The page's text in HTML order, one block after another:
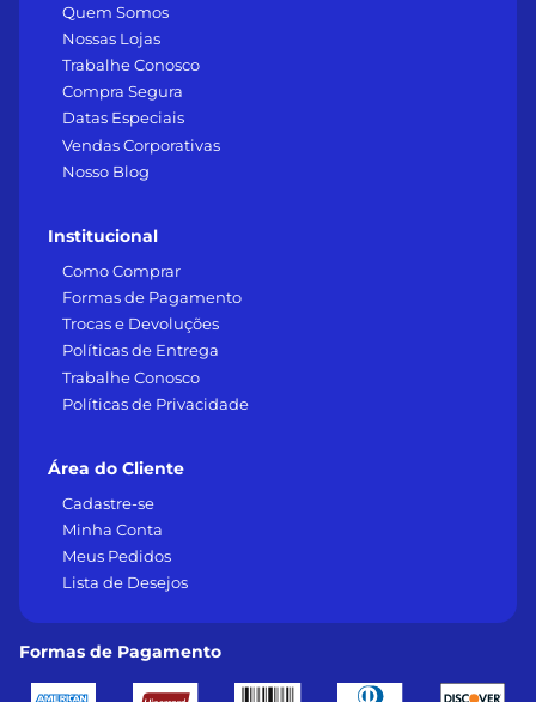
Quem Somos
Nossas Lojas
Trabalhe Conosco
Compra Segura
Datas Especiais
Vendas Corporativas
Nosso Blog
Institucional
Como Comprar
Formas de Pagamento
Trocas e Devoluções
Políticas de Entrega
Trabalhe Conosco
Políticas de Privacidade
Área do Cliente
Cadastre-se
Minha Conta
Meus Pedidos
Lista de Desejos
Formas de Pagamento